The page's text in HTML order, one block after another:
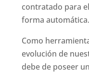
contratado para
forma automática.
Como
evolución de
debe de poseer